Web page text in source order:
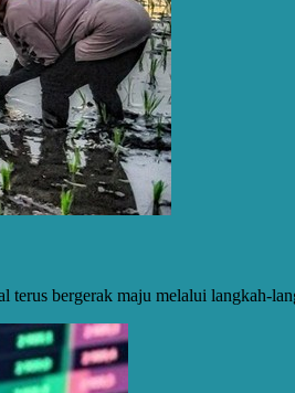
bergerak maju melalui langkah-